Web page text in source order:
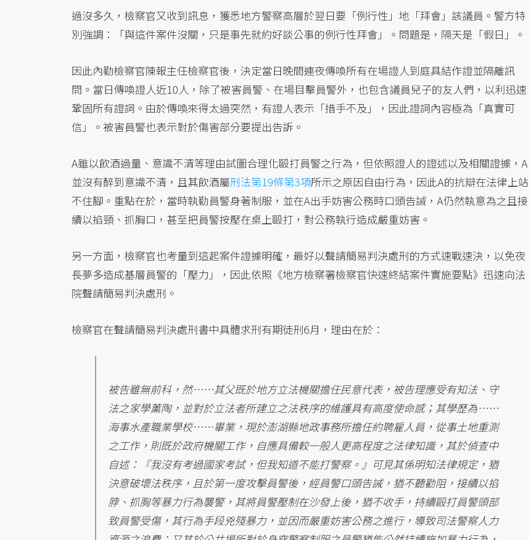
過沒多久，檢察官又收到訊息，獲悉地方警察高層於翌日要「例行性」地「拜會」該議員。警方特
別強調：「與這件案件沒關，只是事先就約好談公事的例行性拜會」。問題是，隔天是「假日」。
因此內勤檢察官陳報主任檢察官後，決定當日晚間連夜傳喚所有在場證人到庭具結作證並隔離訊
問。當日傳喚證人近10人，除了被害員警、在場目擊員警外，也包含議員兒子的友人們，以利迅速
鞏固所有證詞。由於傳喚來得太過突然，有證人表示「措手不及」，因此證詞內容極為「真實可
信」。被害員警也表示對於傷害部分要提出告訴。
A雖以飲酒過量、意識不清等理由試圖合理化毆打員警之行為，但依照證人的證述以及相關證據，A
並沒有醉到意識不清，且其飲酒屬刑法第19條第3項所示之原因自由行為，因此A的抗辯在法律上站
不住腳。重點在於，當時執勤員警身著制服，並在A出手妨害公務時口頭告誡，A仍然執意為之且接
續以掐頸、抓胸口，甚至把員警按壓在桌上毆打，對公務執行造成嚴重妨害。
另一方面，檢察官也考量到這起案件證據明確，最好以聲請簡易判決處刑的方式速戰速決，以免夜
長夢多造成基層員警的「壓力」，因此依照《地方檢察署檢察官快速終結案件實施要點》迅速向法
院聲請簡易判決處刑。
檢察官在聲請簡易判決處刑書中具體求刑有期徒刑6月，理由在於：
被告雖無前科，然……其父既於地方立法機關擔任民意代表，被告理應受有知法、守
法之家學薰陶，並對於立法者所建立之法秩序的維護具有高度使命感；其學歷為……
海事水產職業學校……畢業，現於澎湖縣地政事務所擔任約聘雇人員，從事土地重測
之工作，則既於政府機關工作，自應具備較一般人更高程度之法律知識，其於偵查中
自述：『我沒有考過國家考試，但我知道不能打警察。』可見其係明知法律規定，猶
決意破壞法秩序，且於第一度攻擊員警後，經員警口頭告誡，猶不聽勸阻，接續以掐
脖、抓胸等暴力行為襲警，其將員警壓制在沙發上後，猶不收手，持續毆打員警頭部
致員警受傷，其行為手段兇殘暴力，並因而嚴重妨害公務之進行，導致司法警察人力